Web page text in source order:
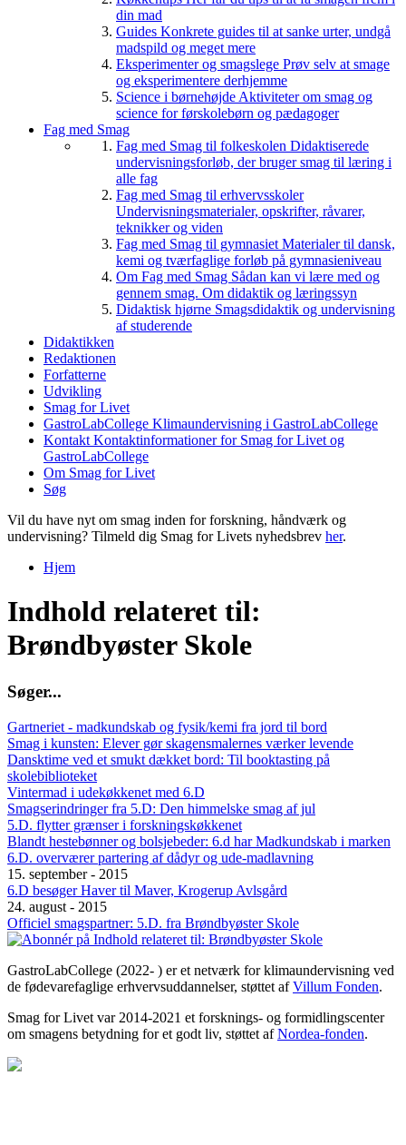
din mad
Guides Konkrete guides til at sanke urter, undgå
madspild og meget mere
Eksperimenter og smagslege Prøv selv at smage
og eksperimentere derhjemme
Science i børnehøjde Aktiviteter om smag og
science for førskolebørn og pædagoger
Fag med Smag
Fag med Smag til folkeskolen Didaktiserede
undervisningsforløb, der bruger smag til læring i
alle fag
Fag med Smag til erhvervsskoler
Undervisningsmaterialer, opskrifter, råvarer,
teknikker og viden
Fag med Smag til gymnasiet Materialer til dansk,
kemi og tværfaglige forløb på gymnasieniveau
Om Fag med Smag Sådan kan vi lære med og
gennem smag. Om didaktik og læringssyn
Didaktisk hjørne Smagsdidaktik og undervisning
af studerende
Didaktikken
Redaktionen
Forfatterne
Udvikling
Smag for Livet
GastroLabCollege Klimaundervisning i GastroLabCollege
Kontakt Kontaktinformationer for Smag for Livet og
GastroLabCollege
Om Smag for Livet
Søg
Vil du have nyt om smag inden for forskning, håndværk og
undervisning? Tilmeld dig Smag for Livets nyhedsbrev her.
Hjem
Indhold relateret til:
Brøndbyøster Skole
Søger...
Gartneriet - madkundskab og fysik/kemi fra jord til bord
Smag i kunsten: Elever gør skagensmalernes værker levende
Dansktime ved et smukt dækket bord: Til booktasting på
skolebiblioteket
Vintermad i udekøkkenet med 6.D
Smagserindringer fra 5.D: Den himmelske smag af jul
5.D. flytter grænser i forskningskøkkenet
Blandt hestebønner og bolsjebeder: 6.d har Madkundskab i marken
6.D. overværer partering af dådyr og ude-madlavning
15. september - 2015
6.D besøger Haver til Maver, Krogerup Avlsgård
24. august - 2015
Officiel smagspartner: 5.D. fra Brøndbyøster Skole
GastroLabCollege (2022- ) er et netværk for klimaundervisning ved
de fødevarefaglige erhvervsuddannelser, støttet afVillum Fonden.
Smag for Livet var 2014-2021 et forsknings- og formidlingscenter
om smagens betydning for et godt liv, støttet afNordea-fonden.